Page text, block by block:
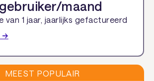
maand
van 1 jaar, jaarlijks gefactureerd
→
MEEST POPULAIR